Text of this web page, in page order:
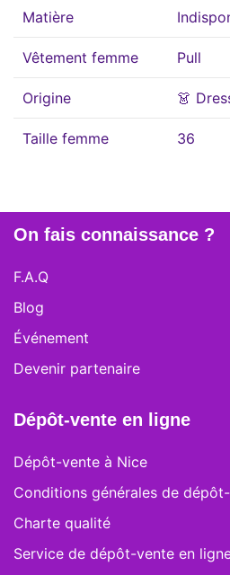
Matière
Vêtement femme Pull
Origine 👗
Taille femme 36
On fais connaissance ?
F.A.Q
Blog
Événement
Devenir partenaire
Dépôt-vente en ligne
Dépôt-vente à Nice
Conditions générales de
Charte qualité
Service de dépôt-vente en